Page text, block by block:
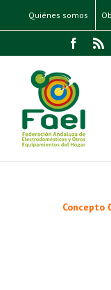
Quiénes somos
Concepto